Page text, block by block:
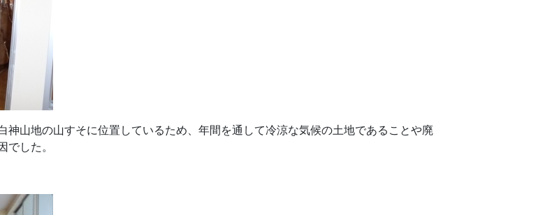
山地の山すそに位置しているため、年間を通して冷涼な気候の土地であることや廃
した。